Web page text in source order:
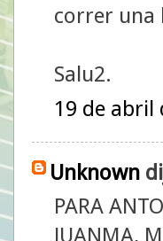
correr una
Salu2.
19 de abril
Unknown
PARA
JUANMA,